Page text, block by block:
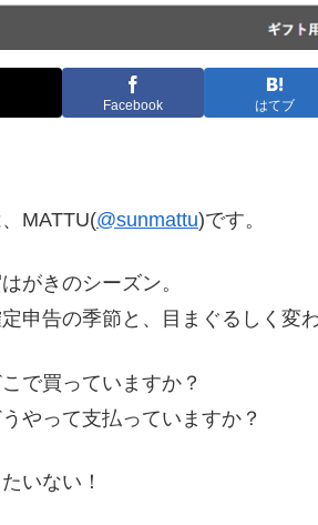
Facebook はてブ
MATTU(@sunmattu)です。
がきのシーズン。
申告の季節と、目まぐるしく変
で買っていますか？
やって支払っていますか？
いない！